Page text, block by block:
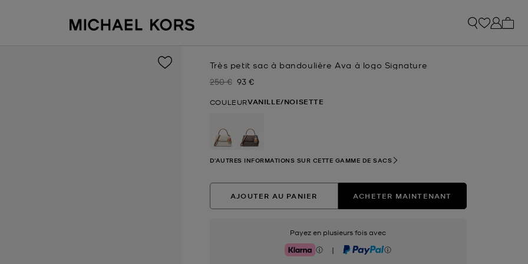
Très petit sac à bandoulière Ava à logo Signature
Prix initial
250 € Prix actuel
93 €
COULEURVANILLE/NOISETTE
sélectionné(s)
D'AUTRES INFORMATIONS SUR CETTE GAMME DE SACS
AJOUTER AU PANIER ACHETER MAINTENANT
Payez en plusieurs fois avec
Klarna | PayPal